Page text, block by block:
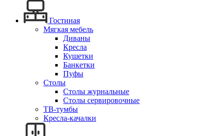
Гостиная
Мягкая мебель
Диваны
Кресла
Кушетки
Банкетки
Пуфы
Столы
Столы журнальные
Столы сервировочные
ТВ-тумбы
Кресла-качалки